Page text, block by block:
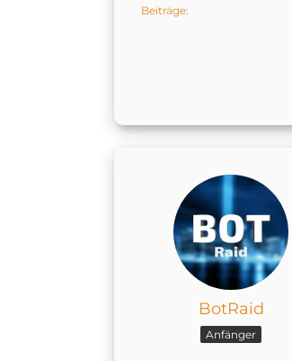
Beiträge
BotRaid
Anfänger